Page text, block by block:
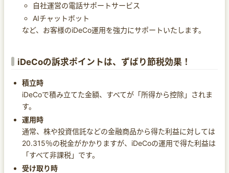
自社運営の電話サポートサービス
AIチャットボット
など、お客様のiDeCo運用を強力にサポートいたします。
iDeCoの訴求ポイントは、ずばり節税効果！
積立時
iDeCoで積み立てた金額、すべてが「所得から控除」されま
す。
運用時
通常、株や投資信託などの金融商品から得た利益に対しては
20.315％の税金がかかりますが、iDeCoの運用で得た利益は
「すべて非課税」です。
受け取り時